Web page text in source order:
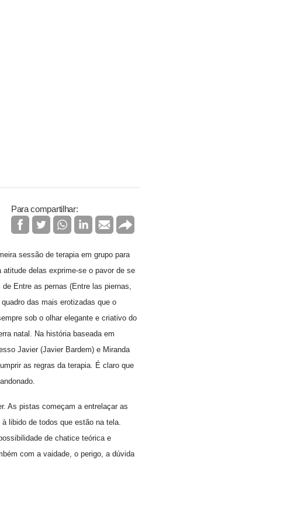
Para compartilhar:
sessão de terapia em grupo para
delas exprime-se o pavor de se
Entre as pernas (Entre las piernas,
das mais erotizadas que o
sob o olhar elegante e criativo do
natal. Na história baseada em
Javier (Javier Bardem) e Miranda
as regras da terapia. É claro que
As pistas começam a entrelaçar as
libido de todos que estão na tela.
de chatice teórica e
com a vaidade, o perigo, a dúvida